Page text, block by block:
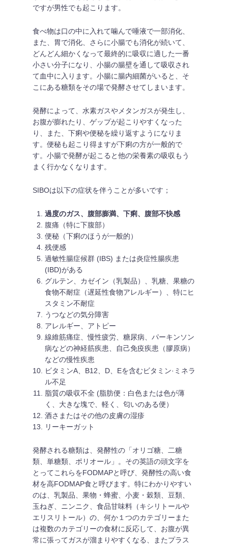
ですが男性でも起こります。
食べ物は口の中に入れて噛んで唾液で一部消化、
また、胃で消化、さらに小腸でも消化が続いて、
どんどん細かくなって最終的に吸収に適した一番
小さい分子になり、小腸の腸壁を通して吸収され
て血中に入ります。小腸に腸内細菌がいると、そ
こにある糖類をその場で発酵させてしまいます。
発酵によって、水素ガスやメタンガスが発生し、
お腹が膨れたり、ゲップが起こりやすくなった
り、また、下痢や便秘を繰り返すようになりま
す。便秘も起こり得ますが下痢の方が一般的で
す。小腸で発酵が起こると他の栄養素の吸収もう
まく行かなくなります。
SIBOは以下の症状を伴うことが多いです；
過度のガス、腹部膨満、下痢、腹部不快感
腹痛（特に下腹部）
便秘（下痢のほうが一般的）
残便感
過敏性腸症候群 (IBS) または炎症性腸疾患
(IBD)がある
グルテン、カゼイン（乳製品）、乳糖、果糖の
食物不耐症（遅延性食物アレルギー）、特にヒ
スタミン不耐症
うつなどの気分障害
アレルギー、アトピー
線維筋痛症、慢性疲労、糖尿病、パーキンソン
病などの神経筋疾患、自己免疫疾患（膠原病）
などの慢性疾患
ビタミンA、B12、D、Eを含むビタミン·ミネラ
ル不足
脂質の吸収不全 (脂肪便：白色または色が薄
く、大きな塊で、軽く、匂いのある便）
酒さまたはその他の皮膚の湿疹
リーキーガット
発酵される糖類は、発酵性の「オリゴ糖、二糖
類、単糖類、ポリオール」。その英語の頭文字を
とってこれらをFODMAPと呼び、発酵性の高い食
材を高FODMAP食と呼びます。特にわかりやすい
のは、乳製品、果物・蜂蜜、小麦・穀類、豆類、
玉ねぎ、ニンニク、食品甘味料（キシリトールや
エリスリトール）の、何か１つのカテゴリーまた
は複数のカテゴリーの食材に反応して、お腹が異
常に張ってガスが溜まりやすくなる、またプラス